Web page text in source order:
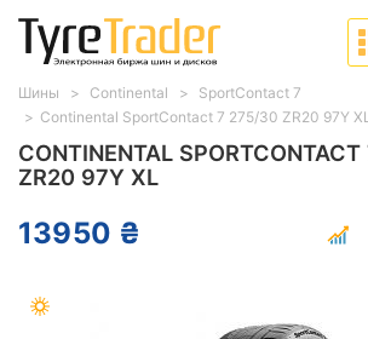
CONTINENTAL
ZR20 97Y XL
13950 ₴
Шины Continental
SportContact 7
Continental SportContact 7 275/30 ZR20 97Y